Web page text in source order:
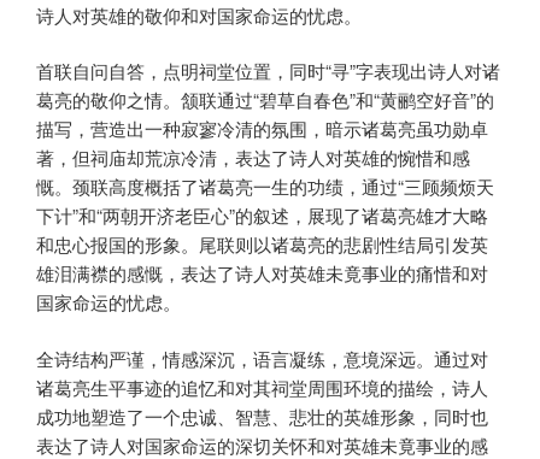
诗人对英雄的敬仰和对国家命运的忧虑。
首联自问自答，点明祠堂位置，同时“寻”字表现出诗人对诸
葛亮的敬仰之情。颔联通过“碧草自春色”和“黄鹂空好音”的
描写，营造出一种寂寥冷清的氛围，暗示诸葛亮虽功勋卓
著，但祠庙却荒凉冷清，表达了诗人对英雄的惋惜和感
慨。颈联高度概括了诸葛亮一生的功绩，通过“三顾频烦天
下计”和“两朝开济老臣心”的叙述，展现了诸葛亮雄才大略
和忠心报国的形象。尾联则以诸葛亮的悲剧性结局引发英
雄泪满襟的感慨，表达了诗人对英雄未竟事业的痛惜和对
国家命运的忧虑。
全诗结构严谨，情感深沉，语言凝练，意境深远。通过对
诸葛亮生平事迹的追忆和对其祠堂周围环境的描绘，诗人
成功地塑造了一个忠诚、智慧、悲壮的英雄形象，同时也
表达了诗人对国家命运的深切关怀和对英雄未竟事业的感